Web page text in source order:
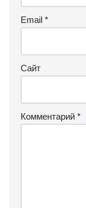
Email *
Сайт
Комментарий *